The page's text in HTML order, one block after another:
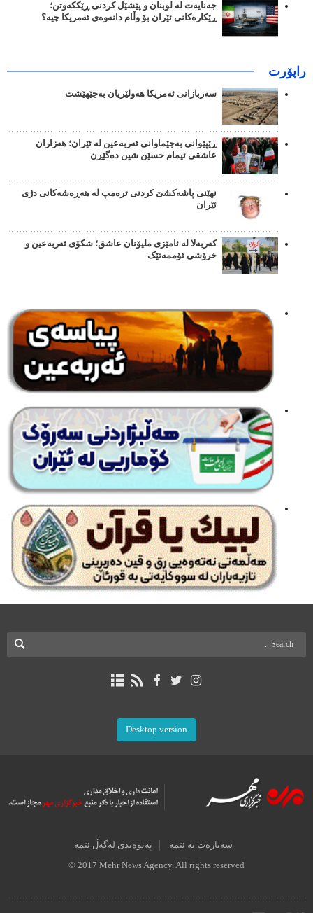
جەنایەت لە لوبنان و پێشێل کردنی ڕێککەوتن؛
ڕێکارەکانی ئێران بۆ وڵام دانەوەی ئەمریکا چیە؟
راپۆرت
سەربازانی ئەمریکا هەولێریان بەجێهێشت
ڕێپێوانی بەجێماوانی ئەربەعین لە ئێران؛ هەزاران
عاشقی ئیمام حسێن شین دەگێڕن
نهێنی پاشەکشێ کردنی ترەمپ لە هەڕەشەکانی دژی
ئێران
کەربەلا لە ئامێزی ملیۆنان عاشق؛ شکۆی ئەربەعین و
خرۆشی ئۆممەتێک
Desktop version
سەبارەت بە ئێمە پەیوەندی لەگەڵ ئێمە
© 2017 Mehr News Agency. All rights reserved